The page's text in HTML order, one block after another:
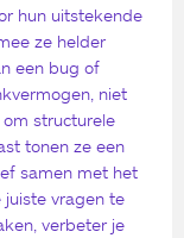
hun uitstekende
ze helder
een bug of
niet
structurele
tonen ze een
samen met het
vragen te
verbeter je